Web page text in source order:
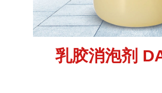
乳胶消泡剂